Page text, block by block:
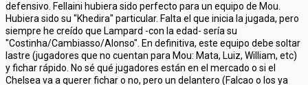
defensivo. Fellaini hubiera sido perfecto para un equipo de Mou.
Hubiera sido su "Khedira" particular. Falta el que inicia la jugada, pero
siempre he creído que Lampard -con la edad- sería su
"Costinha/Cambiasso/Alonso". En definitiva, este equipo debe soltar
lastre (jugadores que no cuentan para Mou: Mata, Luiz, William, etc)
y fichar rápido. No sé qué jugadores están en el mercado o si el
Chelsea va a querer fichar o no, pero un delantero (Falcao o los ya